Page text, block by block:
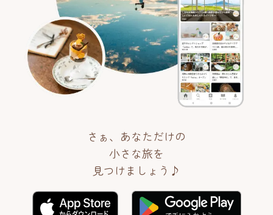
さぁ、あなただけの
小さな旅を
見つけましょう♪